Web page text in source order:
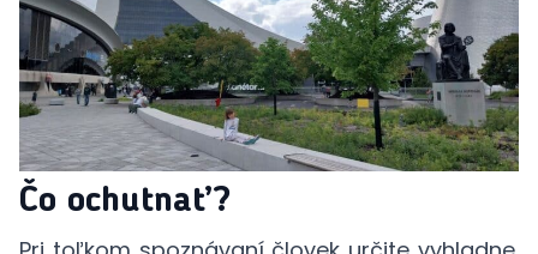
Čo ochutnať?